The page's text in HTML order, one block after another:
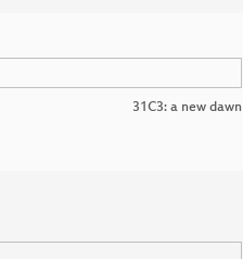
31C3: a new dawn